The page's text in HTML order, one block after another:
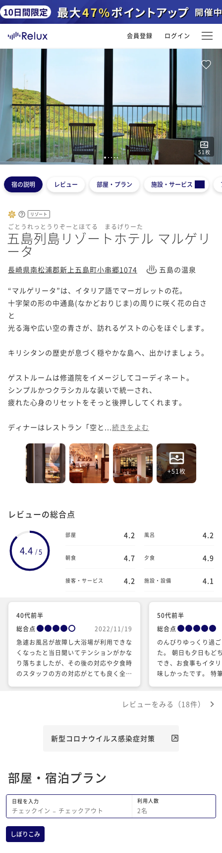
会員登録 ログイン
51 枚
1 2 345
宿の説明 レビュー 部屋・プラン 施設・サービス
リゾート
ごとうれっとうりぞーとほてる まるげりーた
五島列島リゾートホテル マルゲリ
ータ
長崎県南松浦郡新上五島町小串郷1074 五島の温泉
“マルゲリータ”は、イタリア語でマーガレットの花。
十字架の形の中通島(なかどおりじま)の周りに咲く花の白さ
と
光る海や広い空の青さが、訪れるゲストの心をほぐします。
キリシタンの歴史が息づく穏やかな島へ、出かけましょう。
ゲストルームは修道院をイメージしてコーディネート。
シンプルかつクラシカルな装いで統一され、
疲れた心身のリセットをそっと後押ししてくれます。
ディナーはレストラン「空と... 続きをよむ
+51枚
レビューの総合点
4.4 / 5
部屋 4.2 風呂 4.2
朝食 4.7 夕食 4.9
接客・サービス 4.2 施設・設備 4.1
40代前半
総合点
2022/11/19
急遽お風呂が故障し大浴場が利用できな
くなったと当日聞いてテンションがかな
り落ちましたが、その後の対応や夕食時
のスタッフの方の対応がとても良く全体
リンクを用意してくれたりととてもホス
する内容でした。 ただ室内の電灯がつ
50代前半
総合点
のんびりゆっくり過
た。 朝日も夕日もどちらも見ることが
でき、お食事もイタ
味しかったです。 特筆すべきはスタッ
そうな内容なのに、
た。 また、足をくじ
レビューをみる（18件）
新型コロナウイルス感染症対策
部屋・宿泊プラン
日程を入力
チェックイン − チェックアウト
利用人数
2名
しぼりこみ